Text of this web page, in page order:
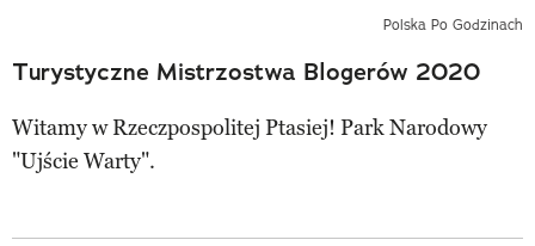
Polska Po Godzinach
Turystyczne Mistrzostwa Blogerów 2020
Witamy w Rzeczpospolitej Ptasiej! Park Narodowy
"Ujście Warty".